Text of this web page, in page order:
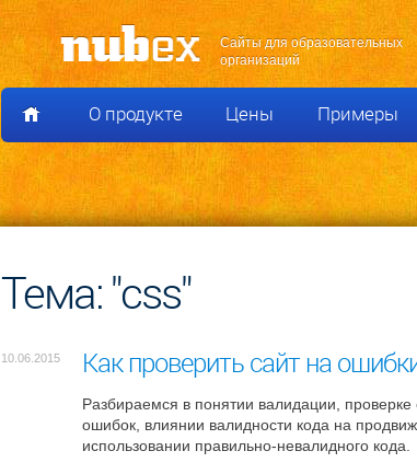
Сайты для образовательных
организаций
О продукте Цены Примеры
Тема: "css"
10.06.2015 Как проверить сайт на
Разбираемся в понятии валидации,
ошибок, влиянии валидности кода на
использовании правильно-невалидного кода.